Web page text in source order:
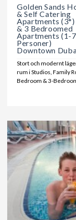
Golden Sands
& Self Catering
Apartments (3*)
& 3 Bedroomed
Apartments (1-7
Personer)
Downtown
Stort och modernt
rum i Studios, Family
Bedroom & 3-